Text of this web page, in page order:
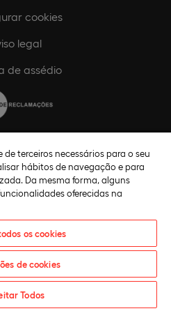
cookies
legal
de assédio
de ética
compliance
compliance
de Género
Pedido de informações
de terceiros necessários para o seu
hábitos de navegação e para
Da mesma forma, alguns
oferecidas na
os cookies
de cookies
Todos